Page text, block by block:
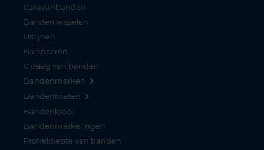
Caravanbanden
Banden wisselen
Uitlijnen
Balanceren
Opslag van banden
Bandenmerken
Bandenmaten
Bandenlabel
Bandenmarkeringen
Profieldiepte van banden